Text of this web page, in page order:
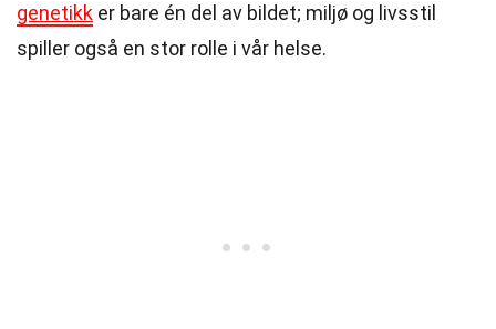
genetikk er bare én del av bildet; miljø og livsstil
spiller også en stor rolle i vår helse.